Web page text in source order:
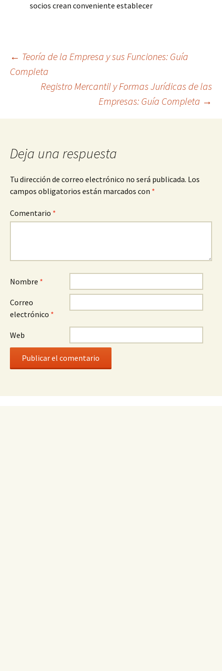
socios crean conveniente establecer
Navegación
entradas
← Teoría de la Empresa y sus Funciones: Guía
Completa
Registro Mercantil y Formas Jurídicas de las
Empresas: Guía Completa →
Deja una respuesta
Tu dirección de correo electrónico no será publicada. Los
campos obligatorios están marcados con *
Comentario *
Nombre *
Correo
electrónico *
Web